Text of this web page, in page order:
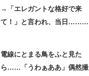
→「エレガントな格好で来
て！」と言われ、当日……ま
電線にとまる鳥をふと見た
ら……「うわぁああ」偶然撮